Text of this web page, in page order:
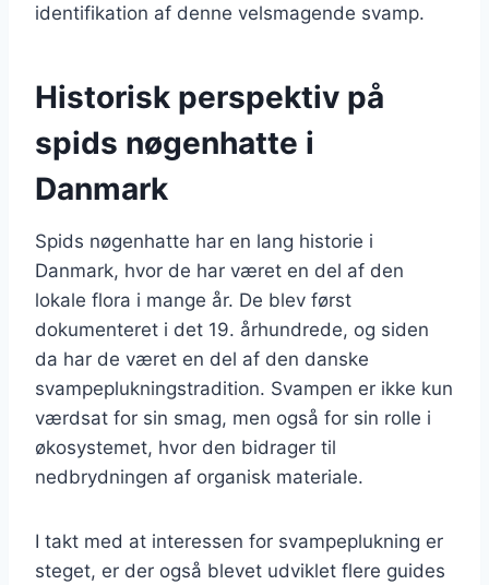
identifikation af denne velsmagende svamp.
Historisk perspektiv på
spids nøgenhatte i
Danmark
Spids nøgenhatte har en lang historie i
Danmark, hvor de har været en del af den
lokale flora i mange år. De blev først
dokumenteret i det 19. århundrede, og siden
da har de været en del af den danske
svampeplukningstradition. Svampen er ikke kun
værdsat for sin smag, men også for sin rolle i
økosystemet, hvor den bidrager til
nedbrydningen af organisk materiale.
I takt med at interessen for svampeplukning er
steget, er der også blevet udviklet flere guides